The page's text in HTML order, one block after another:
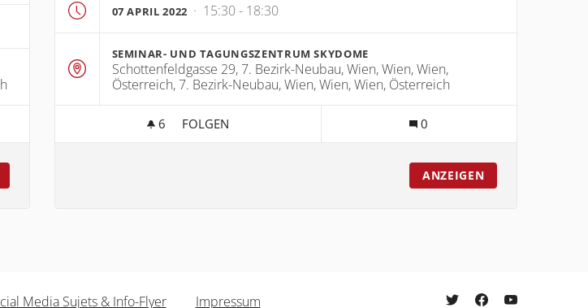
07 APRIL 2022 · 15:30 - 18:30
SEMINAR- UND TAGUNGSZENTRUM SKYDOME
Schottenfeldgasse 29, 7. Bezirk-Neubau, Wien, Wien, Wien,
Österreich, 7. Bezirk-Neubau, Wien, Wien, Wien, Österreich
6 6 FOLLOWER
FOLGEN 0
ANZEIGEN
Media Sujets & Info-Flyer Impressum